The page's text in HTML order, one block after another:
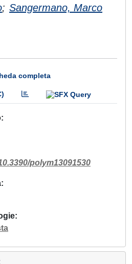
; Sangermano, Marco
completa
polym13091530